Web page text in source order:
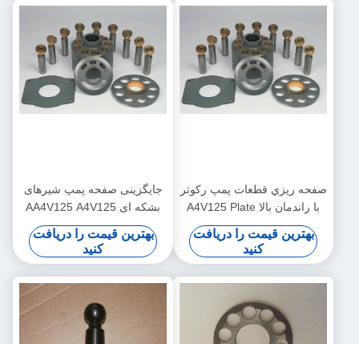
صفحه ريزي قطعات پمپ ركوتر
با راندمان بالا A4V125 Plate
Set Plate Foundable
بهترین قیمت را دریافت
کنید
جایگزینی صفحه پمپ شیرهای
بشکه ای AA4V125 A4V125
قطعات پمپ هیدرولیک Rexroth
بهترین قیمت را دریافت
کنید